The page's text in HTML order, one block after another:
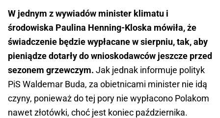
W jednym z wywiadów minister klimatu i
środowiska Paulina Henning-Kloska mówiła, że
świadczenie będzie wypłacane w sierpniu, tak, aby
pieniądze dotarły do wnioskodawców jeszcze przed
sezonem grzewczym. Jak jednak informuje polityk
PiS Waldemar Buda, za obietnicami minister nie idą
czyny, ponieważ do tej pory nie wypłacono Polakom
nawet złotówki, choć jest koniec października.